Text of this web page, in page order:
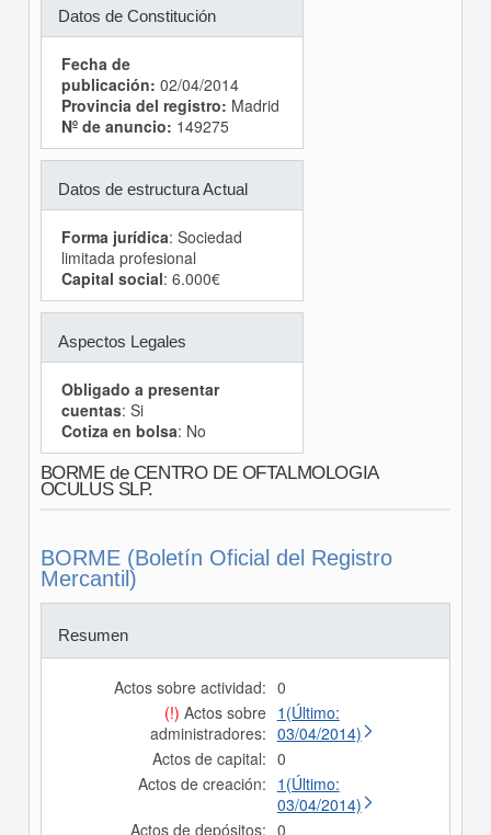
Datos de Constitución
Fecha de
publicación: 02/04/2014
Provincia del registro: Madrid
Nº de anuncio: 149275
Datos de estructura Actual
Forma jurídica: Sociedad
limitada profesional
Capital social: 6.000€
Aspectos Legales
Obligado a presentar
cuentas: Si
Cotiza en bolsa: No
BORME de CENTRO DE OFTALMOLOGIA
OCULUS SLP.
BORME (Boletín Oficial del Registro
Mercantil)
Resumen
Actos sobre actividad: 0
(!) Actos sobre
administradores:
1(Último:
03/04/2014)
Actos de capital: 0
Actos de creación: 1(Último:
03/04/2014)
Actos de depósitos: 0